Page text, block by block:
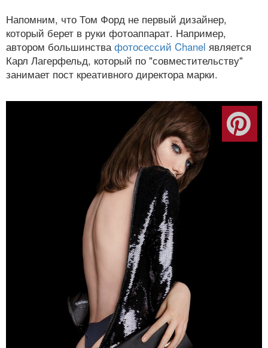
Напомним, что Том Форд не первый дизайнер,
который берет в руки фотоаппарат. Например,
автором большинствафотосессий Chanel является
Карл Лагерфельд, который по "совместительству"
занимает пост креативного директора марки.